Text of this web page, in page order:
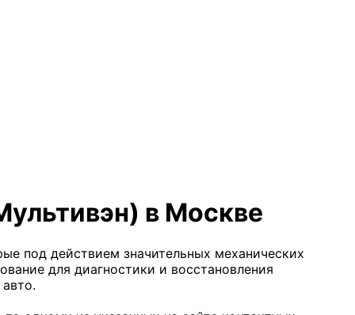
в Москве
под действием значительных механических
для диагностики и восстановления